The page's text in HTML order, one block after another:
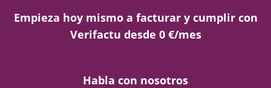
Empieza hoy mismo a facturar y cumplir con
Verifactu desde 0 €/mes
Habla con nosotros